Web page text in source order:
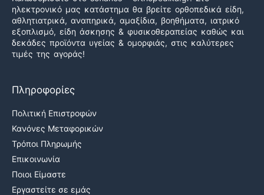
ηλεκτρονικό μας κατάστημα θα βρείτε ορθοπεδικά είδη,
αθλητιατρικά, αναπηρικά, αμαξίδια, βοηθήματα, ιατρικό
εξοπλισμό, είδη άσκησης & φυσικοθεραπείας καθώς και
δεκάδες προϊόντα υγείας & ομορφιάς, στις καλύτερες
τιμές της αγοράς!
Πληροφορίες
Πολιτική Επιστροφών
Κανόνες Μεταφορικών
Τρόποι Πληρωμής
Επικοινωνία
Ποιοι Είμαστε
Εργαστείτε σε εμάς